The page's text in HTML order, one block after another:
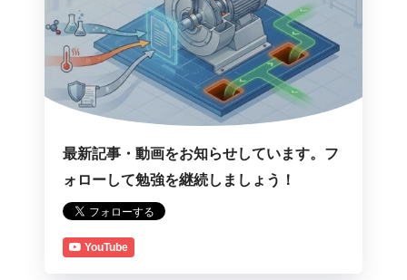
最新記事・動画をお知らせしています。フ
ォローして勉強を継続しましょう！
YouTube